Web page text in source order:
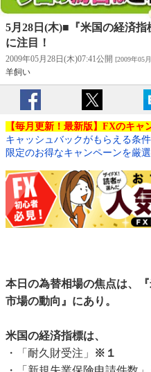
5月28日(木)■『米国の経済指
に注目！
2009年05月28日(木)07:41公開 [2009年05
羊飼い
【毎月更新！最新版】FXのキャ
キャッシュバックがもらえる条
限定のお得なキャンペーンを厳選
本日の為替相場の焦点は、
市場の動向』にあり。
米国の経済指標は、
・「耐久財受注」
※１